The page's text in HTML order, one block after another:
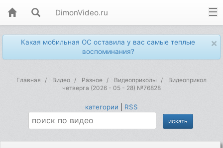
DimonVideo.ru
×
Какая мобильная ОС оставила у вас самые теплые
воспоминания?
Главная Видео Разное Видеоприколы
Видеоприкол
четверга (2026 - 05 - 28) №76828
категории RSS